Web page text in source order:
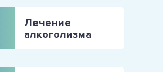
Лечение
алкоголизма